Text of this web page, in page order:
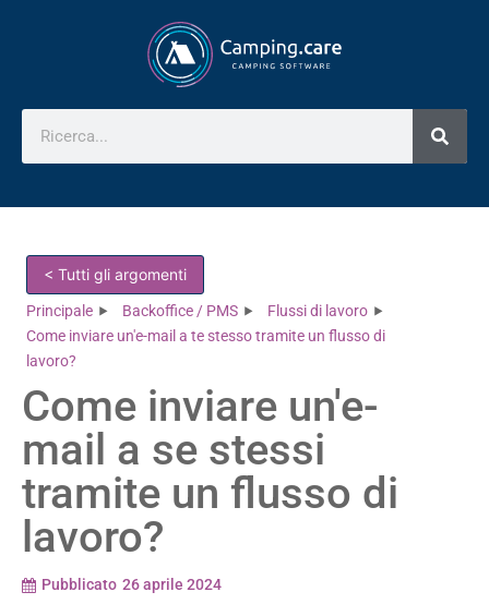
< Tutti gli argomenti
Principale Backoffice / PMS
Flussi di lavoro
Come inviare un'e-mail a te stesso tramite un flusso di
lavoro?
Come inviare un'e-
mail a se stessi
tramite un flusso di
lavoro?
Pubblicato 26 aprile 2024